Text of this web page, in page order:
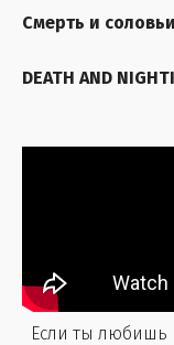
Смерть и соловьи
DEATH AND
Если ты любишь